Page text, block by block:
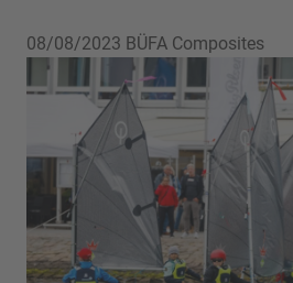
08/08/2023 BÜFA Composites